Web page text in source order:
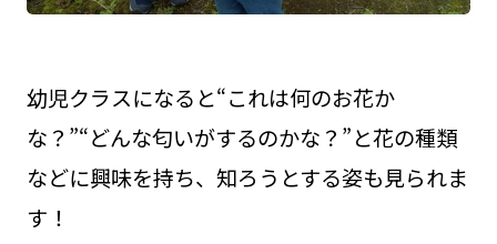
幼児クラスになると“これは何のお花か
な？”“どんな匂いがするのかな？”と花の種類
などに興味を持ち、知ろうとする姿も見られま
す！